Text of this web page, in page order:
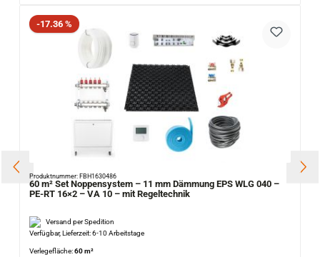
Rabatt
-17.36 %
Produktnummer: FBH1630486
60 m² Set Noppensystem – 11 mm Dämmung EPS WLG 040 –
PE-RT 16×2 – VA 10 – mit Regeltechnik
Versand per Spedition
Verfügbar, Lieferzeit: 6-10 Arbeitstage
Verlegefläche:60 m²